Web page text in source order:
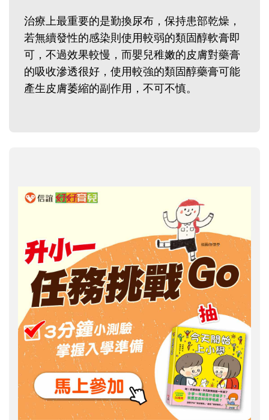
治療上最重要的是勤換尿布，保持患部乾燥，
若無續發性的感染則使用較弱的類固醇軟膏即
可，不過效果較慢，而嬰兒稚嫩的皮膚對藥膏
的吸收滲透很好，使用較強的類固醇藥膏可能
產生皮膚萎縮的副作用，不可不慎。